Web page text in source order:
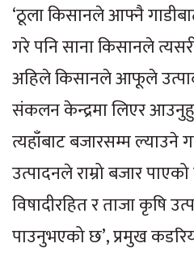
‘ठूला किसानले आफ्नै
गरे पनि साना किसानले
अहिले किसानले आफूले
संकलन केन्द्रमा लिएर
त्यहाँबाट बजारसम्म ल्याउने
उत्पादनले राम्रो बजार
विषादीरहित र ताजा कृषि
पाउनुभएको छ’, प्रमुख